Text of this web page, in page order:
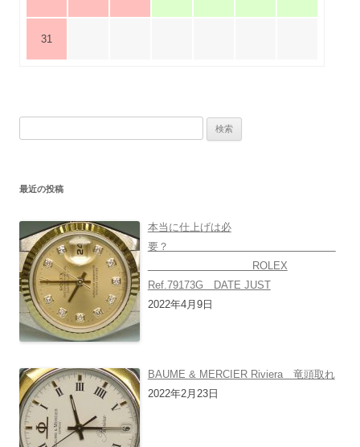
31
最近の投稿
本当に仕上げは必
要？
ROLEX
Ref.79173G DATE JUST
2022年4月9日
BAUME & MERCIER Riviera 竜頭取れ
2022年2月23日